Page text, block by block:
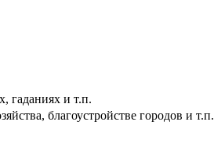
гаданиях и т.п.
благоустройстве городов и т.п.